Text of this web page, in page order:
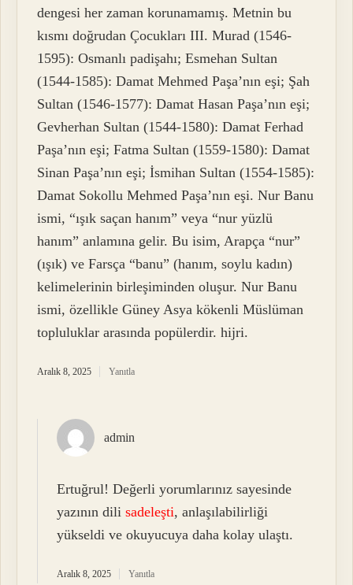
dengesi her zaman korunamamış. Metnin bu
kısmı doğrudan Çocukları III. Murad (1546-
1595): Osmanlı padişahı; Esmehan Sultan
(1544-1585): Damat Mehmed Paşa’nın eşi; Şah
Sultan (1546-1577): Damat Hasan Paşa’nın eşi;
Gevherhan Sultan (1544-1580): Damat Ferhad
Paşa’nın eşi; Fatma Sultan (1559-1580): Damat
Sinan Paşa’nın eşi; İsmihan Sultan (1554-1585):
Damat Sokollu Mehmed Paşa’nın eşi. Nur Banu
ismi, “ışık saçan hanım” veya “nur yüzlü
hanım” anlamına gelir. Bu isim, Arapça “nur”
(ışık) ve Farsça “banu” (hanım, soylu kadın)
kelimelerinin birleşiminden oluşur. Nur Banu
ismi, özellikle Güney Asya kökenli Müslüman
topluluklar arasında popülerdir. hijri.
Aralık 8, 2025 Yanıtla
admin
Ertuğrul! Değerli yorumlarınız sayesinde
yazının dilisadeleşti, anlaşılabilirliği
yükseldi ve okuyucuya daha kolay ulaştı.
Aralık 8, 2025 Yanıtla